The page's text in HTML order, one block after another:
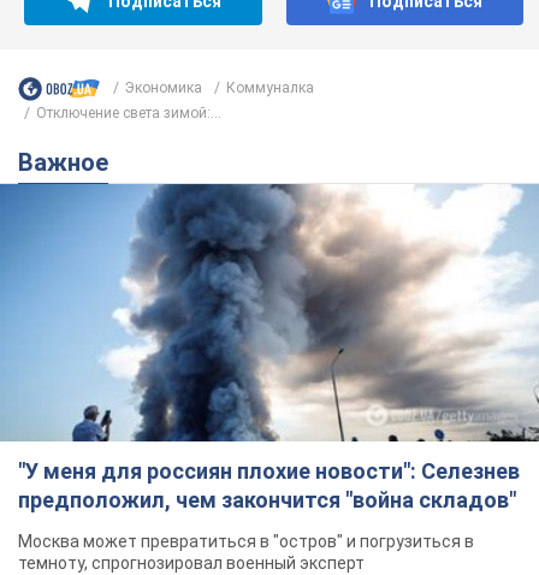
Экономика
Коммуналка
Отключение света зимой:...
Важное
"У меня для россиян плохие новости": Селезнев
предположил, чем закончится "война складов"
Москва может превратиться в "остров" и погрузиться в
темноту, спрогнозировал военный эксперт